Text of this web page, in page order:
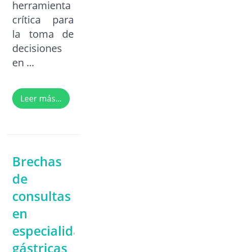
herramienta
crítica para
la toma de
decisiones
en ...
Leer más...
Brechas
de
consultas
en
especialidades
gástricas